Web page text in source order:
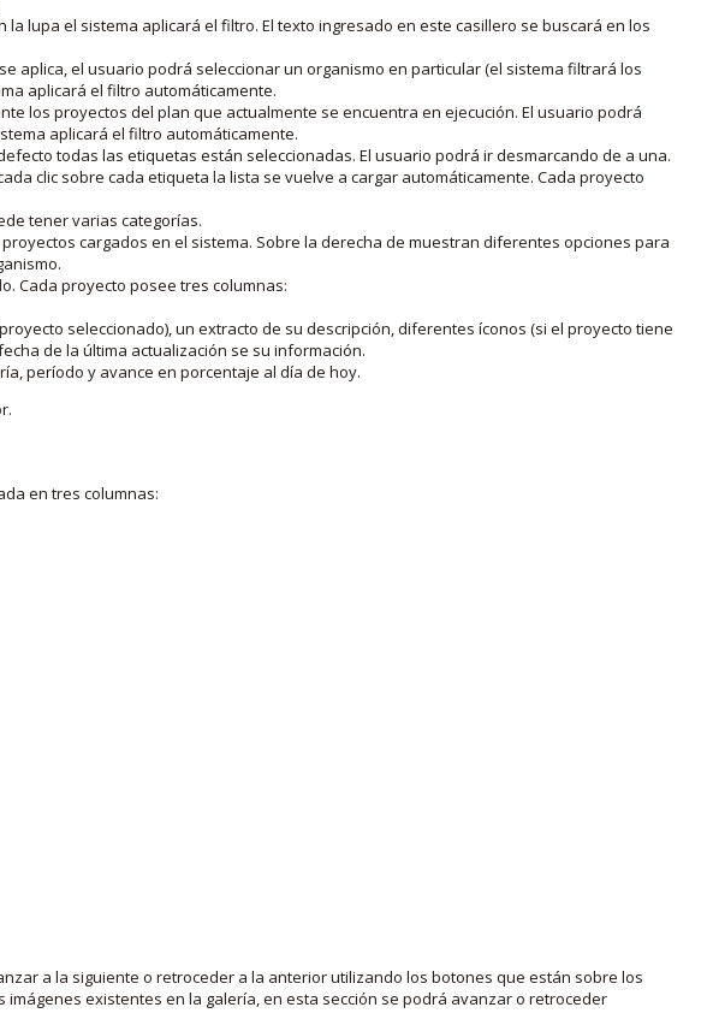
lupa el sistema aplicará el filtro. El texto ingresado en este casillero se buscará en los
aplica, el usuario podrá seleccionar un organismo en particular (el sistema filtrará los
aplicará el filtro automáticamente.
los proyectos del plan que actualmente se encuentra en ejecución. El usuario podrá
aplicará el filtro automáticamente.
todas las etiquetas están seleccionadas. El usuario podrá ir desmarcando de a una.
clic sobre cada etiqueta la lista se vuelve a cargar automáticamente. Cada proyecto
tener varias categorías.
cargados en el sistema. Sobre la derecha de muestran diferentes opciones para
Cada proyecto posee tres columnas:
seleccionado), un extracto de su descripción, diferentes íconos (si el proyecto tiene
de la última actualización se su información.
período y avance en porcentaje al día de hoy.
en tres columnas:
a la siguiente o retroceder a la anterior utilizando los botones que están sobre los
existentes en la galería, en esta sección se podrá avanzar o retroceder